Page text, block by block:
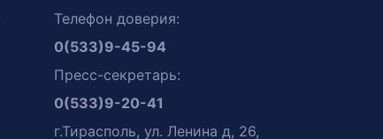
Телефон доверия:
0(533)9-45-94
Пресс-секретарь:
0(533)9-20-41
г.Тирасполь, ул. Ленина д, 26,